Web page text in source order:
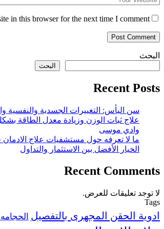
in this browser for the next time I comment.
البحث
البحث
Recent Posts
سن اليأس: التغييرات الجسدية والنفسية
علاج ثبات الوزن وزيادة معدل الطاقة بشكل
وادي موسى
ما لا تعرفه حول مستشفيات علاج
الخيار الأفضل بين الاستثمار والتداول
Recent Comments
لا توجد تعليقات للعرض.
Tags
ادوية الحقن المجهرى بالتفصيل